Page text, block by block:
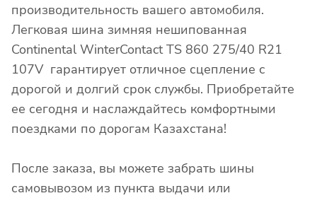
производительность вашего автомобиля.
Легковая шина зимняя нешипованная
Continental WinterContact TS 860 275/40 R21
107V гарантирует отличное сцепление с
дорогой и долгий срок службы. Приобретайте
ее сегодня и наслаждайтесь комфортными
поездками по дорогам Казахстана!
После заказа, вы можете забрать шины
самовывозом из пункта выдачи или